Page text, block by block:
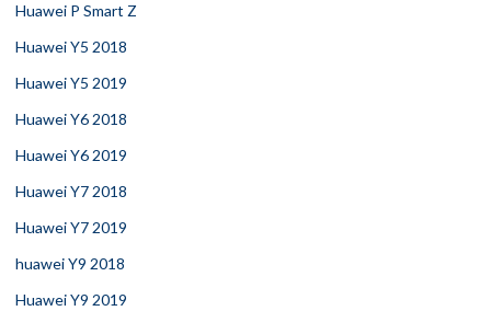
Huawei P Smart Z
Huawei Y5 2018
Huawei Y5 2019
Huawei Y6 2018
Huawei Y6 2019
Huawei Y7 2018
Huawei Y7 2019
huawei Y9 2018
Huawei Y9 2019